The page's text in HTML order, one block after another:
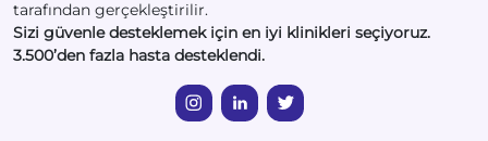
tarafından gerçekleştirilir.
Sizi güvenle desteklemek için en iyi klinikleri seçiyoruz.
3.500’den fazla hasta desteklendi.